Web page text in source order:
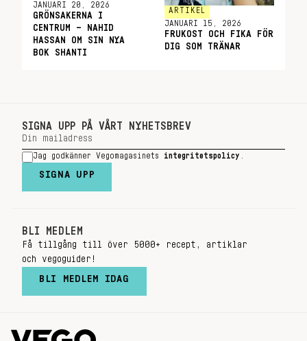
JANUARI 20, 2026
GRÖNSAKERNA I
CENTRUM – NAHID
HASSAN OM SIN NYA
BOK SHANTI
ARTIKEL
JANUARI 15, 2026
FRUKOST OCH FIKA FÖR
DIG SOM TRÄNAR
SIGNA UPP PÅ VÅRT NYHETSBREV
Jag godkänner Vegomagasinets integritetspolicy
SIGNA UPP
BLI MEDLEM
Få tillgång till över 5000+ recept, artiklar
och vegoguider!
BLI MEDLEM IDAG